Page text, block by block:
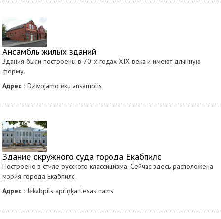
Ансамбль жилых зданий
Здания были построены в 70-х годах XIX века и имеют длинную
форму.
Адрес : Dzīvojamo ēku ansamblis
Здание окружного суда города Екабпилс
Построено в стиле русского классицизма. Сейчас здесь расположена
мэрия города Екабпилс.
Адрес : Jēkabpils apriņķa tiesas nams